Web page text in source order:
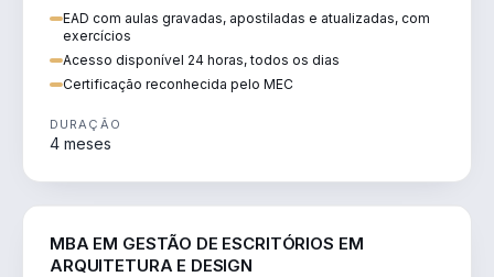
EAD com aulas gravadas, apostiladas e atualizadas, com
exercícios
Acesso disponível 24 horas, todos os dias
Certificação reconhecida pelo MEC
DURAÇÃO
4 meses
MBA EM GESTÃO DE ESCRITÓRIOS EM
ARQUITETURA E DESIGN